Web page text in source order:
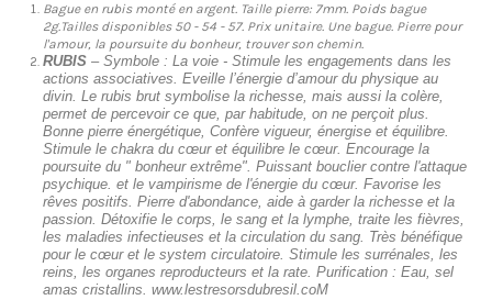
Bague en rubis monté en argent. Taille pierre: 7mm. Poids bague
2g.Tailles disponibles 50 - 54 - 57. Prix unitaire. Une bague. Pierre pour
l'amour, la poursuite du bonheur, trouver son chemin.
RUBIS – Symbole : La voie - Stimule les engagements dans les
actions associatives. Eveille l’énergie d’amour du physique au
divin. Le rubis brut symbolise la richesse, mais aussi la colère,
permet de percevoir ce que, par habitude, on ne perçoit plus.
Bonne pierre énergétique, Confère vigueur, énergise et équilibre.
Stimule le chakra du cœur et équilibre le cœur. Encourage la
poursuite du " bonheur extrême". Puissant bouclier contre l'attaque
psychique. et le vampirisme de l'énergie du cœur. Favorise les
rêves positifs. Pierre d'abondance, aide à garder la richesse et la
passion. Détoxifie le corps, le sang et la lymphe, traite les fièvres,
les maladies infectieuses et la circulation du sang. Très bénéfique
pour le cœur et le system circulatoire. Stimule les surrénales, les
reins, les organes reproducteurs et la rate. Purification : Eau, sel
amas cristallins. www.lestresorsdubresil.coM